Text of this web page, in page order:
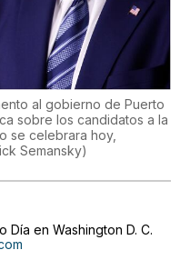
al gobierno de Puerto
sobre los candidatos a la
se celebrara hoy,
Semansky)
Día en Washington D. C.